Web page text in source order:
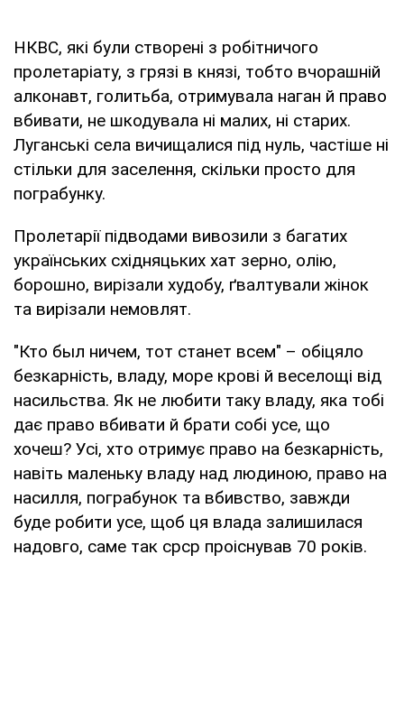
НКВС, які були створені з робітничого
пролетаріату, з грязі в князі, тобто вчорашній
алконавт, голитьба, отримувала наган й право
вбивати, не шкодувала ні малих, ні старих.
Луганські села вичищалися під нуль, частіше ні
стільки для заселення, скільки просто для
пограбунку.
Пролетарії підводами вивозили з багатих
українських східняцьких хат зерно, олію,
борошно, вирізали худобу, ґвалтували жінок
та вирізали немовлят.
"Кто был ничем, тот станет всем" – обіцяло
безкарність, владу, море крові й веселощі від
насильства. Як не любити таку владу, яка тобі
дає право вбивати й брати собі усе, що
хочеш? Усі, хто отримує право на безкарність,
навіть маленьку владу над людиною, право на
насилля, пограбунок та вбивство, завжди
буде робити усе, щоб ця влада залишилася
надовго, саме так срср проіснував 70 років.